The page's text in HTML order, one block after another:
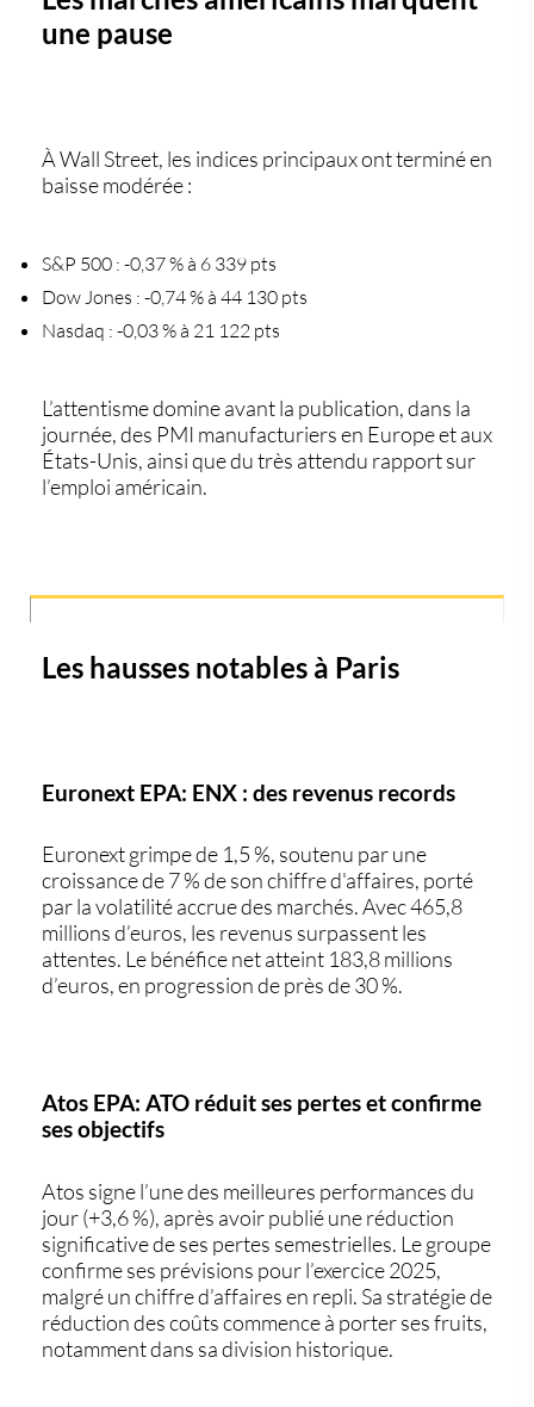
une pause
À Wall Street, les indices principaux ont terminé en
baisse modérée :
S&P 500 : -0,37 % à 6 339 pts
Dow Jones : -0,74 % à 44 130 pts
Nasdaq : -0,03 % à 21 122 pts
L’attentisme domine avant la publication, dans la
journée, des PMI manufacturiersen Europe et aux
États-Unis, ainsi que du très attendu rapport sur
l’emploi américain.
Les hausses notables à Paris
Euronext EPA: ENX : des revenus records
Euronextgrimpe de 1,5 %, soutenu par une
croissance de 7 % de son chiffre d'affaires, porté
par la volatilité accrue des marchés. Avec465,8
millions d’euros, les revenus surpassent les
attentes. Le bénéfice net atteint 183,8 millions
d’euros, en progression deprès de 30 %.
Atos EPA: ATO réduit ses pertes et confirme
ses objectifs
Atos signe l’une des meilleures performances du
jour (+3,6 %), après avoir publié uneréduction
significative de ses pertes semestrielles. Le groupe
confirme ses prévisions pour l’exercice 2025,
malgré un chiffre d’affaires en repli. Sa stratégie de
réduction des coûts commence à porter ses fruits,
notamment dans sa division historique.